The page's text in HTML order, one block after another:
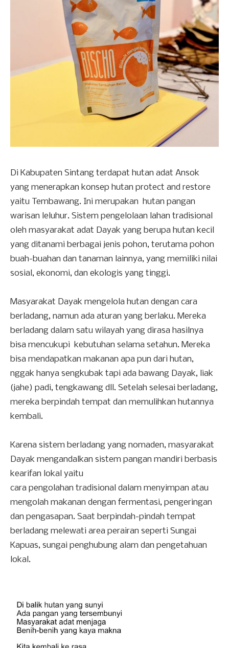
Di Kabupaten Sintang terdapat hutan adat Ansok
yang menerapkan konsep hutan protect and restore
yaitu Tembawang. Ini merupakan hutan pangan
warisan leluhur. Sistem pengelolaan lahan tradisional
oleh masyarakat adat Dayak yang berupa hutan kecil
yang ditanami berbagai jenis pohon, terutama pohon
buah-buahan dan tanaman lainnya, yang memiliki nilai
sosial, ekonomi, dan ekologis yang tinggi.
Masyarakat Dayak mengelola hutan dengan cara
berladang, namun ada aturan yang berlaku. Mereka
berladang dalam satu wilayah yang dirasa hasilnya
bisa mencukupi kebutuhan selama setahun. Mereka
bisa mendapatkan makanan apa pun dari hutan,
nggak hanya sengkubak tapi ada bawang Dayak, liak
(jahe) padi, tengkawang dll. Setelah selesai berladang,
mereka berpindah tempat dan memulihkan hutannya
kembali.
Karena sistem berladang yang nomaden, masyarakat
Dayak mengandalkan sistem pangan mandiri berbasis
kearifan lokal yaitu
cara pengolahan tradisional dalam menyimpan atau
mengolah makanan dengan fermentasi, pengeringan
dan pengasapan. Saat berpindah-pindah tempat
berladang melewati area perairan seperti Sungai
Kapuas, sungai penghubung alam dan pengetahuan
lokal.